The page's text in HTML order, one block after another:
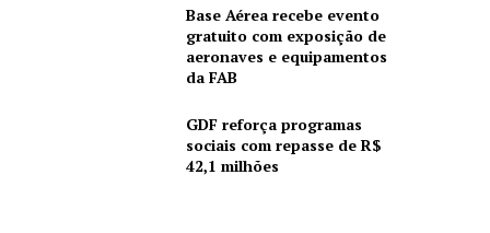
Base Aérea recebe evento
gratuito com exposição de
aeronaves e equipamentos
da FAB
GDF reforça programas
sociais com repasse de R$
42,1 milhões